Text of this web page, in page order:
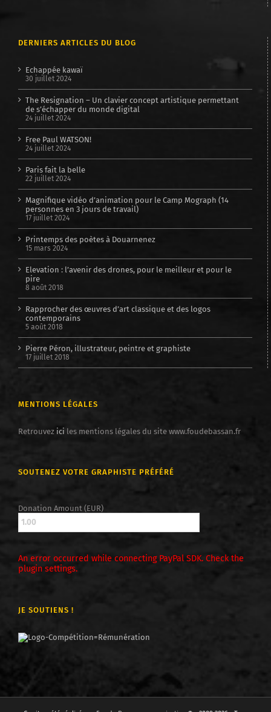
DERNIERS ARTICLES DU BLOG
Echappée kawaï
30 juillet 2024
The Resignation – Un clavier concept artistique permettant
de s’échapper du monde digital
24 juillet 2024
Free Paul WATSON!
24 juillet 2024
Paris fait la belle
22 juillet 2024
Magnifique vidéo d’animation pour le Camp Mograph (14
personnes en 3 jours de travail)
17 juillet 2024
Printemps des poètes à Douarnenez
15 mars 2024
Elevation : l’avenir des drones, pour le meilleur et pour le
pire
8 août 2018
Rapprocher des œuvres d’art classique et des logos
contemporains
5 août 2018
Pierre Péron, illustrateur, peintre et graphiste
17 juillet 2018
MENTIONS LÉGALES
Retrouvez ici les mentions légales du site www.foudebassan.fr
SOUTENEZ VOTRE GRAPHISTE PRÉFÉRÉ
Donation Amount (EUR)
An error occurred while connecting PayPal SDK. Check the
plugin settings.
JE SOUTIENS !